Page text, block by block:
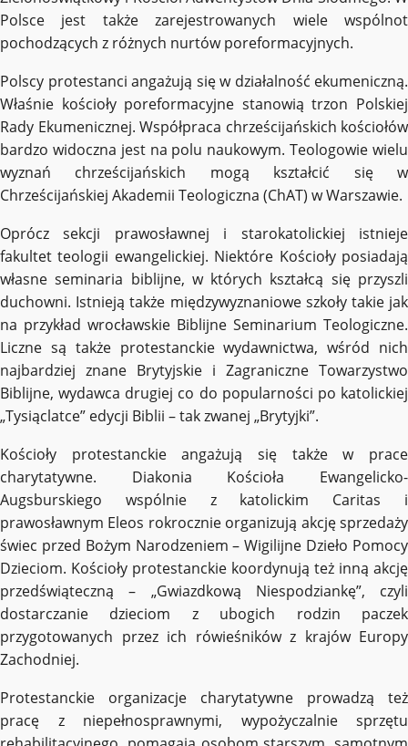
Polsce jest także zarejestrowanych wiele wspólnot
pochodzących z różnych nurtów poreformacyjnych.
Polscy protestanci angażują się w działalność ekumeniczną.
Właśnie kościoły poreformacyjne stanowią trzon Polskiej
Rady Ekumenicznej. Współpraca chrześcijańskich kościołów
bardzo widoczna jest na polu naukowym. Teologowie wielu
wyznań chrześcijańskich mogą kształcić się w
Chrześcijańskiej Akademii Teologiczna (ChAT) w Warszawie.
Oprócz sekcji prawosławnej i starokatolickiej istnieje
fakultet teologii ewangelickiej. Niektóre Kościoły posiadają
własne seminaria biblijne, w których kształcą się przyszli
duchowni. Istnieją także międzywyznaniowe szkoły takie jak
na przykład wrocławskie Biblijne Seminarium Teologiczne.
Liczne są także protestanckie wydawnictwa, wśród nich
najbardziej znane Brytyjskie i Zagraniczne Towarzystwo
Biblijne, wydawca drugiej co do popularności po katolickiej
„Tysiąclatce” edycji Biblii – tak zwanej „Brytyjki”.
Kościoły protestanckie angażują się także w prace
charytatywne. Diakonia Kościoła Ewangelicko-
Augsburskiego wspólnie z katolickim Caritas i
prawosławnym Eleos rokrocznie organizują akcję sprzedaży
świec przed Bożym Narodzeniem – Wigilijne Dzieło Pomocy
Dzieciom. Kościoły protestanckie koordynują też inną akcję
przedświąteczną – „Gwiazdkową Niespodziankę”, czyli
dostarczanie dzieciom z ubogich rodzin paczek
przygotowanych przez ich rówieśników z krajów Europy
Zachodniej.
Protestanckie organizacje charytatywne prowadzą też
pracę z niepełnosprawnymi, wypożyczalnie sprzętu